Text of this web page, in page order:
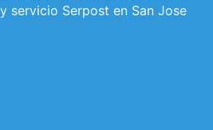
servicio Serpost en San Jose